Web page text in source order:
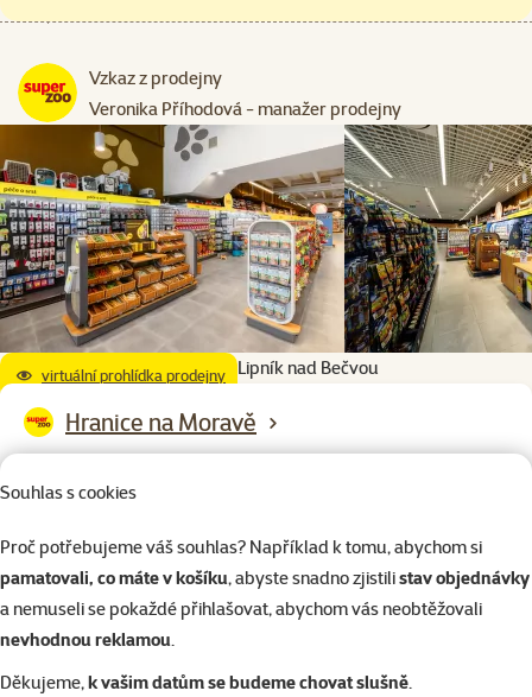
Souhlas s cookies
Proč potřebujeme váš souhlas? Například k tomu, abychom si
pamatovali, co máte v košíku, abyste snadno zjistilistav objednávky
a nemuseli se pokaždé přihlašovat, abychom vás neobtěžovali
nevhodnou reklamou.
Děkujeme,k vašim datům se budeme chovat slušně.
Vzkaz z prodejny
Veronika Příhodová - manažer prodejny
virtuální prohlídka prodejnySuper zoo Lipník nad Bečvou
Hranice na Moravě
Olomoucký kraj
Otevírací doba:
Po – Ne: 9:00 – 20:00